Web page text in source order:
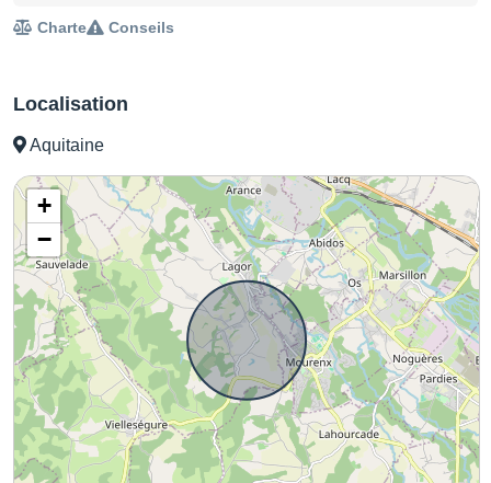
Localisation
Aquitaine
+
−
Charte Conseils